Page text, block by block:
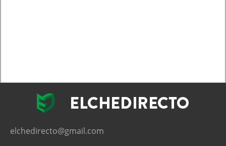
elchedirecto@gmail.com